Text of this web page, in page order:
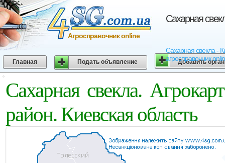
Сахарная
Сахарная свекла -
агросправочник
Агросправочник online
Главная Подать объявление Добавить
Сахарная свекла.
район. Киевская область